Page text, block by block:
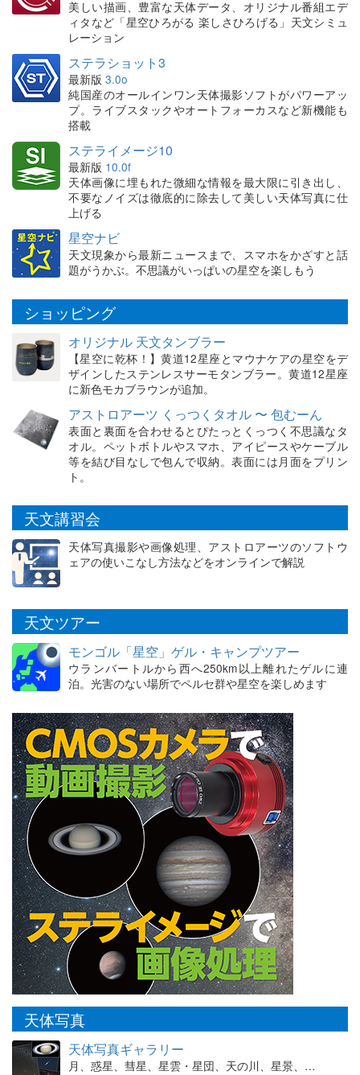
美しい描画、豊富な天体データ、オリジナル番組エデ
ィタなど「星空ひろがる 楽しさひろげる」天文シミュ
レーション
ステラショット3
最新版 3.0o
純国産のオールインワン天体撮影ソフトがパワーアッ
プ。ライブスタックやオートフォーカスなど新機能も
搭載
ステライメージ10
最新版 10.0f
天体画像に埋もれた微細な情報を最大限に引き出し、
不要なノイズは徹底的に除去して美しい天体写真に仕
上げる
星空ナビ
天文現象から最新ニュースまで、スマホをかざすと話
題がうかぶ。不思議がいっぱいの星空を楽しもう
ショッピング
オリジナル 天文タンブラー
【星空に乾杯！】黄道12星座とマウナケアの星空をデ
ザインしたステンレスサーモタンブラー。黄道12星座
に新色モカブラウンが追加。
アストロアーツ くっつくタオル 〜 包むーん
表面と裏面を合わせるとぴたっとくっつく不思議なタ
オル。ペットボトルやスマホ、アイピースやケーブル
等を結び目なしで包んで収納。表面には月面をプリン
ト。
天文講習会
天体写真撮影や画像処理、アストロアーツのソフトウ
ェアの使いこなし方法などをオンラインで解説
天文ツアー
モンゴル「星空」ゲル・キャンプツアー
ウランバートルから西へ250km以上離れたゲルに連
泊。光害のない場所でペルセ群や星空を楽しめます
天体写真
天体写真ギャラリー
月、惑星、彗星、星雲・星団、天の川、星景、…